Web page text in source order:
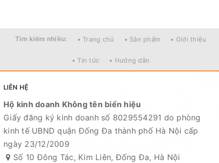
- Sendo:https://www.sendo.vn/shop/do-cau-cuong-kl
https://www.lazada.vn/shop/do-cau-cuong-
kl"
- Zalo OA:
Địa chỉ cửa hàng : Số 10 Đông Tác, Kim Liên, Đống Đa,
Hà Nội
Xem bản đồ chỉ dẫn đường đi
Chuyên sỉ lẻ toàn quốc - Giao hàng toàn quốc - Nhận
Tìm kiếm nhiều: • Trang chủ • Sản phẩm • Giới thiệu
• Tin tức • Hướng dẫn
LIÊN HỆ
Hộ kinh doanh Không tên biển hiệu
Giấy đăng ký kinh doanh số 8029554291 do phòng
kinh tế UBND quận Đống Đa thành phố Hà Nội cấp
ngày 23/12/2009
Số 10 Đông Tác, Kim Liên, Đống Đa, Hà Nội